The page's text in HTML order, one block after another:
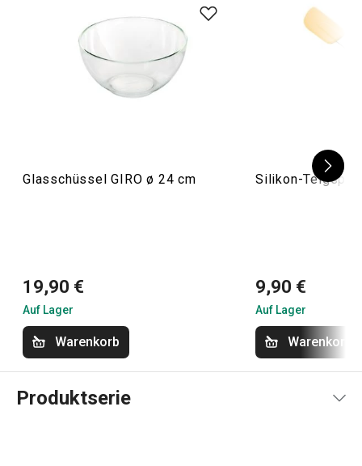
Glasschüssel GIRO ø 24 cm
19,90 €
Auf Lager
Warenkorb
Silikon-
9,90 €
Auf Lager
Warenkorb
Produktserie